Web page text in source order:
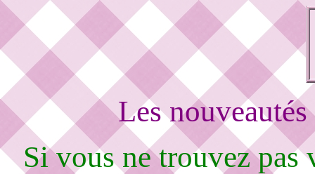
Les
Si vous ne trouvez pas